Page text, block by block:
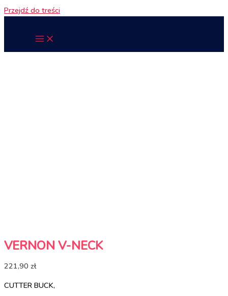
Przejdź do treści
VERNON V-NECK
221,90 zł
CUTTER BUCK,